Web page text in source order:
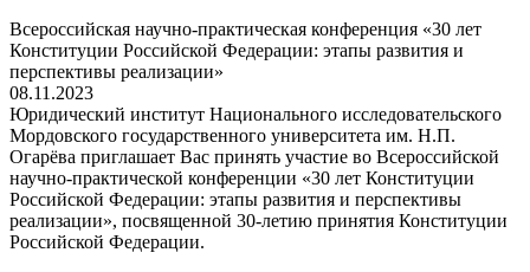
Всероссийская научно-практическая конференция «30 лет
Конституции Российской Федерации: этапы развития и
перспективы реализации»
08.11.2023
Юридический институт Национального исследовательского
Мордовского государственного университета им. Н.П.
Огарёва приглашает Вас принять участие во Всероссийской
научно-практической конференции «30 лет Конституции
Российской Федерации: этапы развития и перспективы
реализации», посвященной 30-летию принятия Конституции
Российской Федерации.